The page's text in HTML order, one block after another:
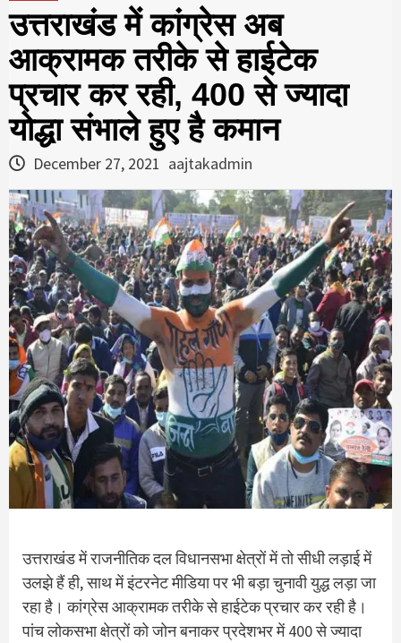
उत्तराखंड में कांग्रेस अब
आक्रामक तरीके से हाईटेक
प्रचार कर रही, 400 से ज्यादा
योद्धा संभाले हुए है कमान
December 27, 2021 aajtakadmin
उत्तराखंड में राजनीतिक दल विधानसभा क्षेत्रों में तो सीधी लड़ाई में
उलझे हैं ही, साथ में इंटरनेट मीडिया पर भी बड़ा चुनावी युद्ध लड़ा जा
रहा है। कांग्रेस आक्रामक तरीके से हाईटेक प्रचार कर रही है।
पांच लोकसभा क्षेत्रों को जोन बनाकर प्रदेशभर में 400 से ज्यादा